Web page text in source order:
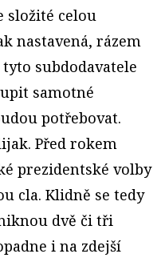
složité celou
nastavená, rázem
subdodavatele
samotné
potřebovat.
Před rokem
prezidentské volby
cla. Klidně se tedy
dvě či tři
i na zdejší